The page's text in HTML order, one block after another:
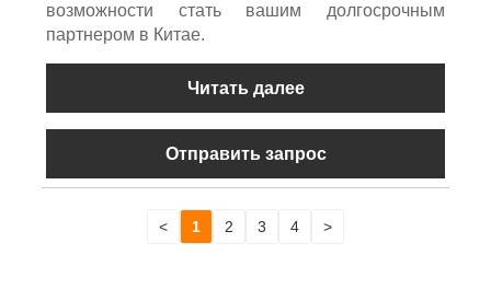
возможности стать вашим долгосрочным
партнером в Китае.
Читать далее
Отправить запрос
< 1 2 3 4 >